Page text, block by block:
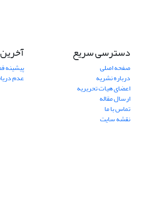
دسترسی سریع
صفحه اصلی
درباره نشریه
اعضای هیات تحریریه
ارسال مقاله
تماس با ما
نقشه سایت
پیشینه
عدم